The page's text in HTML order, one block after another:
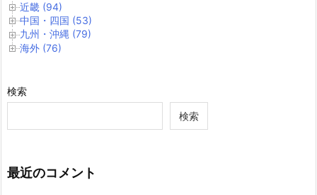
近畿 (94)
中国・四国 (53)
九州・沖縄 (79)
海外 (76)
検索
検索
最近のコメント